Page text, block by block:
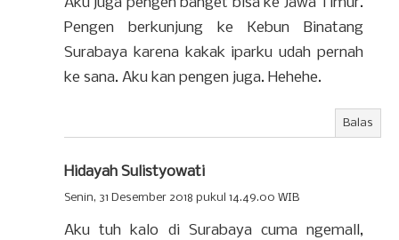
Pengen berkunjung ke Kebun Binatang
Surabaya karena kakak iparku udah pernah
ke sana. Aku kan pengen juga. Hehehe.
Balas
Hidayah Sulistyowati
Senin, 31 Desember 2018 pukul 14.49.00 WIB
Aku tuh kalo di Surabaya cuma ngemall,